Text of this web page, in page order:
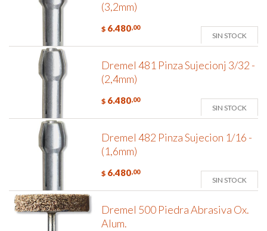
(3,2mm)
$ 6.480,00
SIN STOCK
Dremel 481 Pinza Sujecionj 3/32 -
(2,4mm)
$ 6.480,00
SIN STOCK
Dremel 482 Pinza Sujecion 1/16 -
(1,6mm)
$ 6.480,00
SIN STOCK
Dremel 500 Piedra Abrasiva Ox.
Alum.